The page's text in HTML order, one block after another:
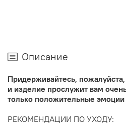
Описание
Придерживайтесь,
и изделие прослужит вам
только положительные
РЕКОМЕНДАЦИИ ПО УХОДУ: